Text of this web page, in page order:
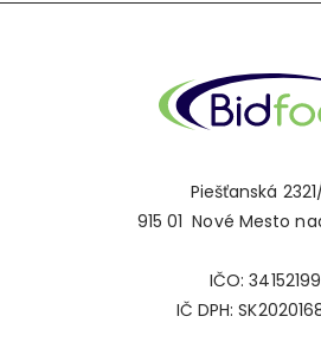
Piešťanská
915 01 Nové Mesto
IČO: 34152199
IČ DPH: